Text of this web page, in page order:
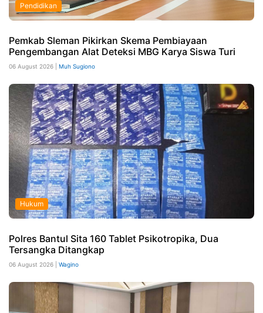
Pendidikan
Pemkab Sleman Pikirkan Skema Pembiayaan
Pengembangan Alat Deteksi MBG Karya Siswa Turi
06 August 2026 | Muh Sugiono
Hukum
Polres Bantul Sita 160 Tablet Psikotropika, Dua
Tersangka Ditangkap
06 August 2026 | Wagino